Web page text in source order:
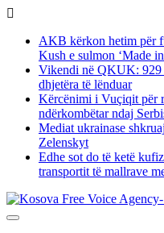
Skip
contentAKB kërkon hetim për
Kush e sulmon ‘Made
Vikendi në QKUK: 929
dhjetëra të lënduar
Kërcënimi i Vuçiqit për
ndërkombëtar ndaj
Mediat ukrainase
Zelenskyt
Edhe sot do të ketë
transportit të mallrave